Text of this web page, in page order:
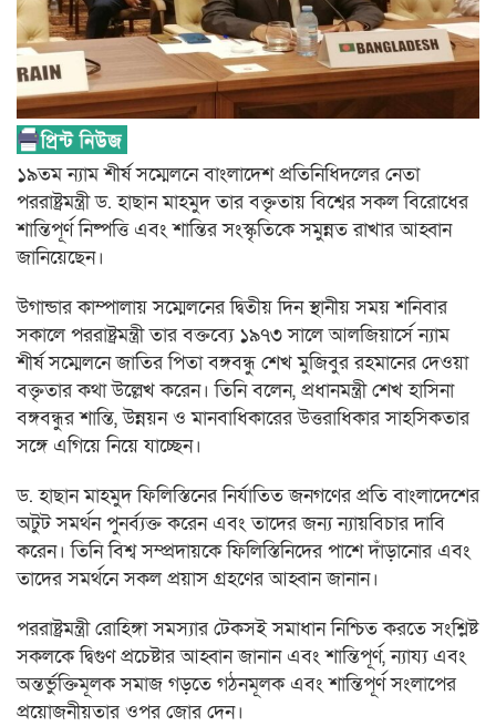
১৯তম ন্যাম শীর্ষ সম্মেলনে বাংলাদেশ প্রতিনিধিদলের নেতা
পররাষ্ট্রমন্ত্রী ড. হাছান মাহমুদ তার বক্তৃতায় বিশ্বের সকল বিরোধের
শান্তিপূর্ণ নিষ্পত্তি এবং শান্তির সংস্কৃতিকে সমুন্নত রাখার আহ্বান
জানিয়েছেন।
উগান্ডার কাম্পালায় সম্মেলনের দ্বিতীয় দিন স্থানীয় সময় শনিবার
সকালে পররাষ্ট্রমন্ত্রী তার বক্তব্যে ১৯৭৩ সালে আলজিয়ার্সে ন্যাম
শীর্ষ সম্মেলনে জাতির পিতা বঙ্গবন্ধু শেখ মুজিবুর রহমানের দেওয়া
বক্তৃতার কথা উল্লেখ করেন। তিনি বলেন, প্রধানমন্ত্রী শেখ হাসিনা
বঙ্গবন্ধুর শান্তি, উন্নয়ন ও মানবাধিকারের উত্তরাধিকার সাহসিকতার
সঙ্গে এগিয়ে নিয়ে যাচ্ছেন।
ড. হাছান মাহমুদ ফিলিস্তিনের নির্যাতিত জনগণের প্রতি বাংলাদেশের
অটুট সমর্থন পুনর্ব্যক্ত করেন এবং তাদের জন্য ন্যায়বিচার দাবি
করেন। তিনি বিশ্ব সম্প্রদায়কে ফিলিস্তিনিদের পাশে দাঁড়ানোর এবং
তাদের সমর্থনে সকল প্রয়াস গ্রহণের আহ্বান জানান।
পররাষ্ট্রমন্ত্রী রোহিঙ্গা সমস্যার টেকসই সমাধান নিশ্চিত করতে সংশ্লিষ্ট
সকলকে দ্বিগুণ প্রচেষ্টার আহ্বান জানান এবং শান্তিপূর্ণ, ন্যায্য এবং
অন্তর্ভুক্তিমূলক সমাজ গড়তে গঠনমূলক এবং শান্তিপূর্ণ সংলাপের
প্রয়োজনীয়তার ওপর জোর দেন।